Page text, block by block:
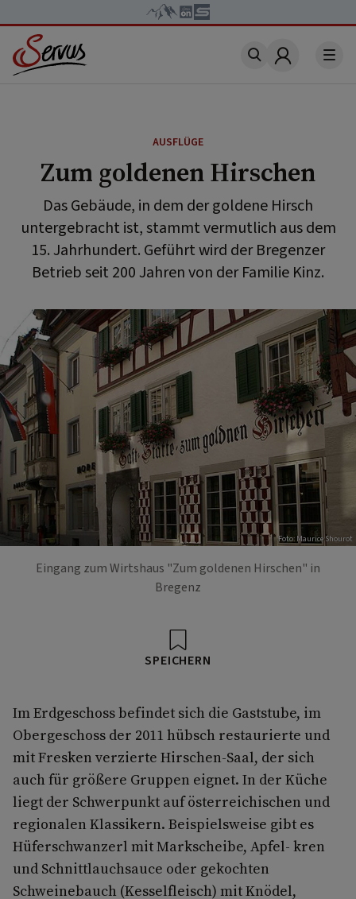
Account
AUSFLÜGE
Zum goldenen Hirschen
Das Gebäude, in dem der goldene Hirsch
untergebracht ist, stammt vermutlich aus dem
15. Jahrhundert. Geführt wird der Bregenzer
Betrieb seit 200 Jahren von der Familie Kinz.
Foto: Maurice Shourot
Eingang zum Wirtshaus "Zum goldenen Hirschen" in
Bregenz
SPEICHERN
Im Erdgeschoss befindet sich die Gaststube, im
Obergeschoss der 2011 hübsch restaurierte und
mit Fresken verzierte Hirschen-Saal, der sich
auch für größere Gruppen eignet. In der Küche
liegt der Schwerpunkt auf österreichischen und
regionalen Klassikern. Beispielsweise gibt es
Hüferschwanzerl mit Markscheibe, Apfel- kren
und Schnittlauchsauce oder gekochten
Schweinebauch (Kesselfleisch) mit Knödel,